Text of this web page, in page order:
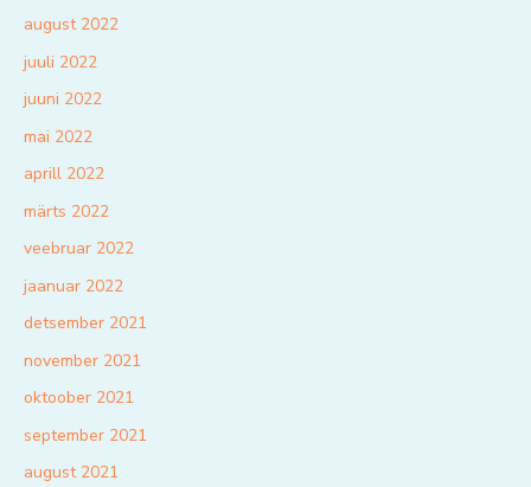
august 2022
juuli 2022
juuni 2022
mai 2022
aprill 2022
märts 2022
veebruar 2022
jaanuar 2022
detsember 2021
november 2021
oktoober 2021
september 2021
august 2021